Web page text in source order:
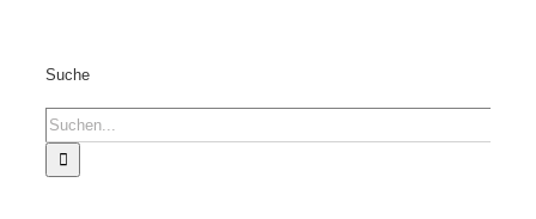
Suche
Suche
nach: